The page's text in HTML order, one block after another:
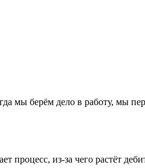
мы берём дело в работу, мы
из-за чего растёт